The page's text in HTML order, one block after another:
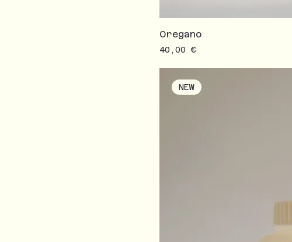
Oregano
Prezzo
40,00 €
NEW